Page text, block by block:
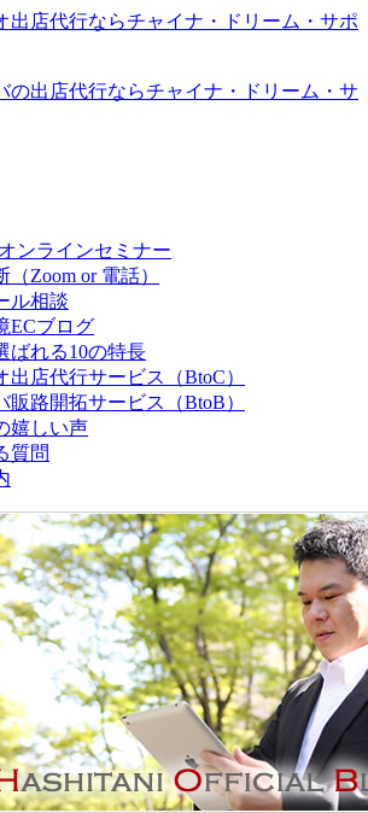
出店代⾏ならチャイナ・ドリーム・サポ
の出店代行ならチャイナ・ドリーム・サ
ンラインセミナー
（Zoom or 電話）
ル相談
ECブログ
ばれる10の特長
出店代行サービス（BtoC）
販路開拓サービス（BtoB）
嬉しい声
質問